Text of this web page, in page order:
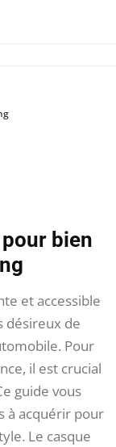
bien
et accessible
désireux de
Pour
il est crucial
guide vous
à acquérir pour
Le casque